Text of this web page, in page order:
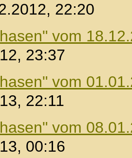
22:20
vom
23:37
vom
22:11
vom
00:16